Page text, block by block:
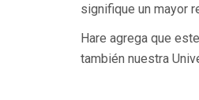
signifique un mayor
Hare agrega que
también nuestra